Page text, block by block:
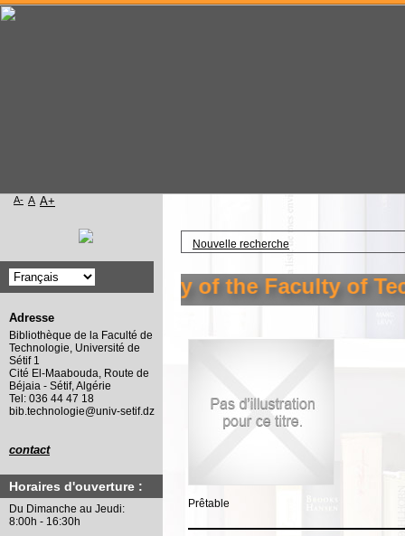
Nouvelle recherche
to the library of the Faculty of
Prêtable
Accueil
A- A A+
Adresse
Bibliothèque de la Faculté de
Technologie, Université de
Sétif 1
Cité El-Maabouda, Route de
Béjaia - Sétif, Algérie
Tel: 036 44 47 18
bib.technologie@univ-setif.dz
contact
Horaires d'ouverture :
Du Dimanche au Jeudi:
8:00h - 16:30h